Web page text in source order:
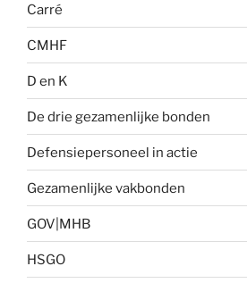
Carré
CMHF
D en K
De drie gezamenlijke bonden
Defensiepersoneel in actie
Gezamenlijke vakbonden
GOV|MHB
HSGO